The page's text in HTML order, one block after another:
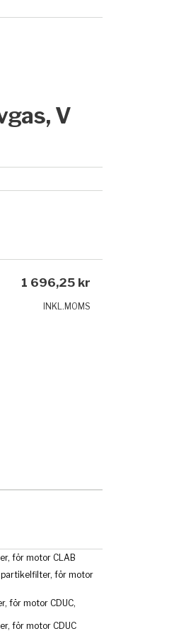
V
1 696,25 kr
INKL.MOMS
för motor CLAB
för motor
för motor CDUC,
för motor CDUC